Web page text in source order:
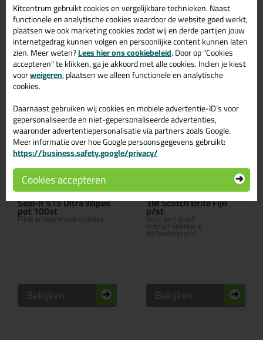
Gerelateerde producten
Seal-It 515 Ultra Wipes
pot 100st
Fijne schoonmaak doekjes
9,67
Bekijken
3M Scotch Brite Fijn
p/st
Voor een goed
overschilderbare
kit/ondergrond
5,
Bekijken
Kitcentrum gebruikt cookies en vergelijkbare technieken. Naast
functionele en analytische cookies waardoor de website goed werkt,
plaatsen we ook marketing cookies zodat wij en derde partijen jouw
internetgedrag kunnen volgen en persoonlijke content kunnen laten
zien. Meer weten?Lees hier ons cookiebeleid. Door op "Cookies
accepteren" te klikken, ga je akkoord met alle cookies. Indien je kiest
voorweigeren, plaatsen we alleen functionele en analytische
cookies.
Daarnaast gebruiken wij cookies en mobiele advertentie-ID’s voor
gepersonaliseerde en niet-gepersonaliseerde advertenties,
waaronder advertentiepersonalisatie via partners zoals Google.
Meer informatie over hoe Google persoonsgegevens gebruikt:
https://business.safety.google/privacy/
Cookies accepteren